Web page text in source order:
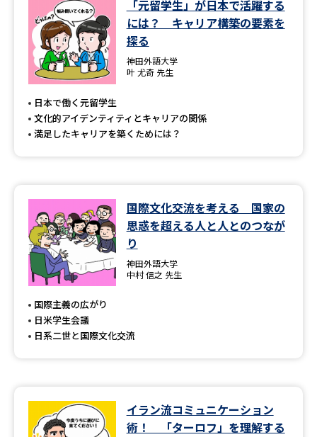
オープンキャンパス検索 実施プログラムから探す
来場型・Web型イベント特集
受験準備
先輩が入学を決めた理由 テレメール全国一斉進学調査
新生活お役立ちガイド
学問発見
学問のミニ講義「夢ナビ講義」 学問分野解説
「元留学生」が日本で活躍する
には？ キャリア構築の要素を
探る
神田外語大学
叶 尤奇 先生
日本で働く元留学生
文化的アイデンティティとキャリアの関係
満足したキャリアを築くためには？
国際文化交流を考える 国家の
思惑を超える人と人とのつなが
り
神田外語大学
中村 信之 先生
国際主義の広がり
日米学生会議
日系二世と国際文化交流
イラン流コミュニケーション
術！ 「ターロフ」を理解する